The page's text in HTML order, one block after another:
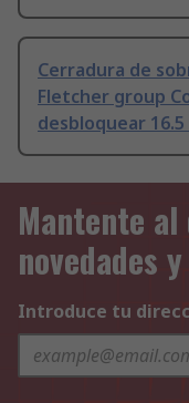
Cerradura de
Fletcher group
desbloquear 16.5
Mantente
novedades
Introduce tu